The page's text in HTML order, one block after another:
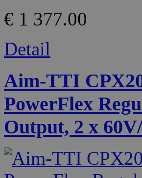
€ 1 377.00
Detail
Aim-TTI
PowerFlex
Output, 2 x